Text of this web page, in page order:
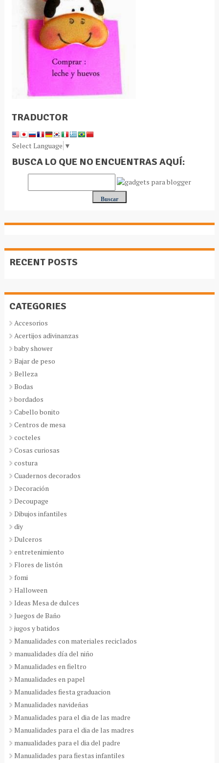
TRADUCTOR
Select Language ▼
BUSCA LO QUE NO ENCUENTRAS AQUÍ:
RECENT POSTS
CATEGORIES
Accesorios
Acertijos adivinanzas
baby shower
Bajar de peso
Belleza
Bodas
bordados
Cabello bonito
Centros de mesa
cocteles
Cosas curiosas
costura
Cuadernos decorados
Decoración
Decoupage
Dibujos infantiles
diy
Dulceros
entretenimiento
Flores de listón
fomi
Halloween
Ideas Mesa de dulces
Juegos de Baño
jugos y batidos
Manualidades con materiales reciclados
manualidades día del niño
Manualidades en fieltro
Manualidades en papel
Manualidades fiesta graduacion
Manualidades navideñas
Manualidades para el dia de las madre
Manualidades para el dia de las madres
manualidades para el dia del padre
Manualidades para fiestas infantiles